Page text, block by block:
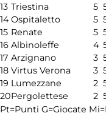
13 Triestina 5
14Ospitaletto 5
15 Renate 5
16 Albinoleffe 4
17 Arzignano 3
18 Virtus Verona 3
19 Lumezzane 2
20Pergolettese 2
Pt=Punti G=Giocate